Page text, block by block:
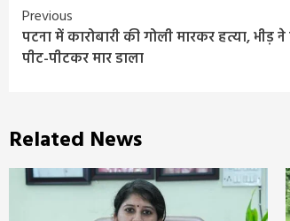
Continue
Reading
Previous
पटना में कारोबारी की गोली मारकर हत्या, भीड़
पीट-पीटकर मार डाला
Related News